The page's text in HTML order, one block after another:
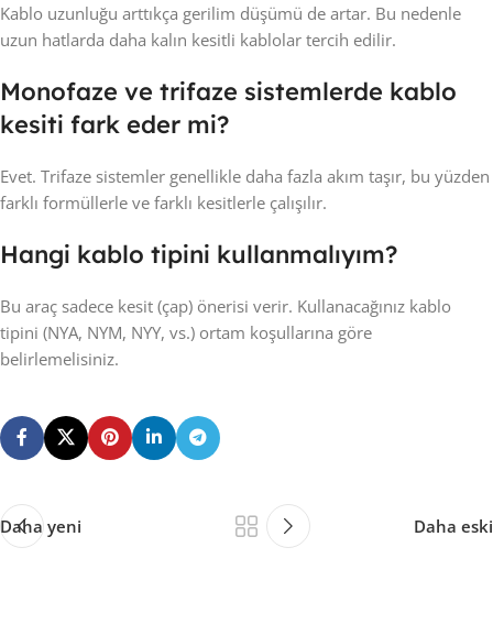
Kablo uzunluğu arttıkça gerilim düşümü de artar. Bu nedenle
uzun hatlarda daha kalın kesitli kablolar tercih edilir.
Monofaze ve trifaze sistemlerde kablo
kesiti fark eder mi?
Evet. Trifaze sistemler genellikle daha fazla akım taşır, bu yüzden
farklı formüllerle ve farklı kesitlerle çalışılır.
Hangi kablo tipini kullanmalıyım?
Bu araç sadece kesit (çap) önerisi verir. Kullanacağınız kablo
tipini (NYA, NYM, NYY, vs.) ortam koşullarına göre
belirlemelisiniz.
Daha yeni Daha eski